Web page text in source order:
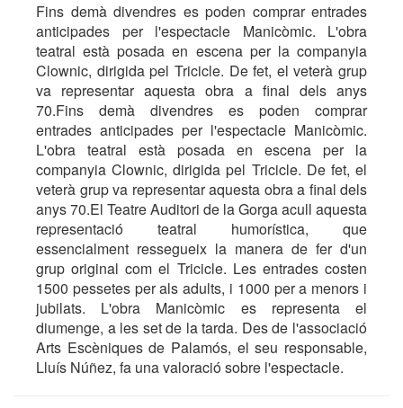
Fins demà divendres es poden comprar entrades
anticipades per l'espectacle Manicòmic. L'obra
teatral està posada en escena per la companyia
Clownic, dirigida pel Tricicle. De fet, el veterà grup
va representar aquesta obra a final dels anys
70.Fins demà divendres es poden comprar
entrades anticipades per l'espectacle Manicòmic.
L'obra teatral està posada en escena per la
companyia Clownic, dirigida pel Tricicle. De fet, el
veterà grup va representar aquesta obra a final dels
anys 70.El Teatre Auditori de la Gorga acull aquesta
representació teatral humorística, que
essencialment ressegueix la manera de fer d'un
grup original com el Tricicle. Les entrades costen
1500 pessetes per als adults, i 1000 per a menors i
jubilats. L'obra Manicòmic es representa el
diumenge, a les set de la tarda. Des de l'associació
Arts Escèniques de Palamós, el seu responsable,
Lluís Núñez, fa una valoració sobre l'espectacle.